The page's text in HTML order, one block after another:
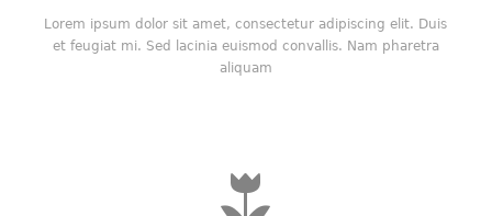
Lorem ipsum dolor sit amet, consectetur adipiscing elit. Duis
et feugiat mi. Sed lacinia euismod convallis. Nam pharetra
aliquam